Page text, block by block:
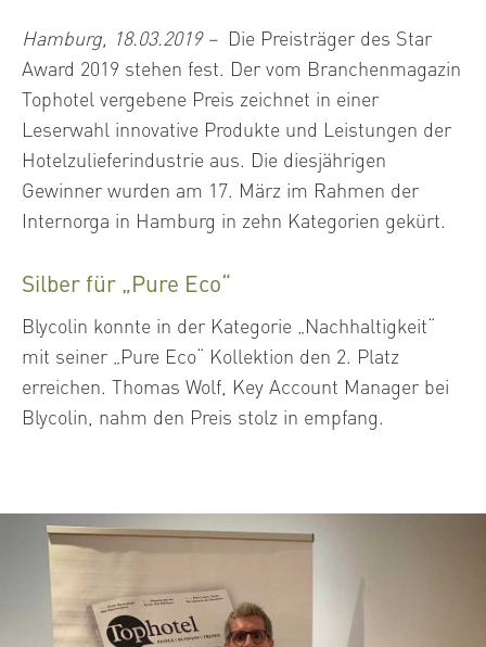
Hamburg, 18.03.2019 – Die Preisträger des Star
Award 2019 stehen fest. Der vom Branchenmagazin
Tophotel vergebene Preis zeichnet in einer
Leserwahl innovative Produkte und Leistungen der
Hotelzulieferindustrie aus. Die diesjährigen
Gewinner wurden am 17. März im Rahmen der
Internorga in Hamburg in zehn Kategorien gekürt.
Silber für „Pure Eco“
Blycolin konnte in der Kategorie „Nachhaltigkeit“
mit seiner „Pure Eco“ Kollektion den 2. Platz
erreichen. Thomas Wolf, Key Account Manager bei
Blycolin, nahm den Preis stolz in empfang.